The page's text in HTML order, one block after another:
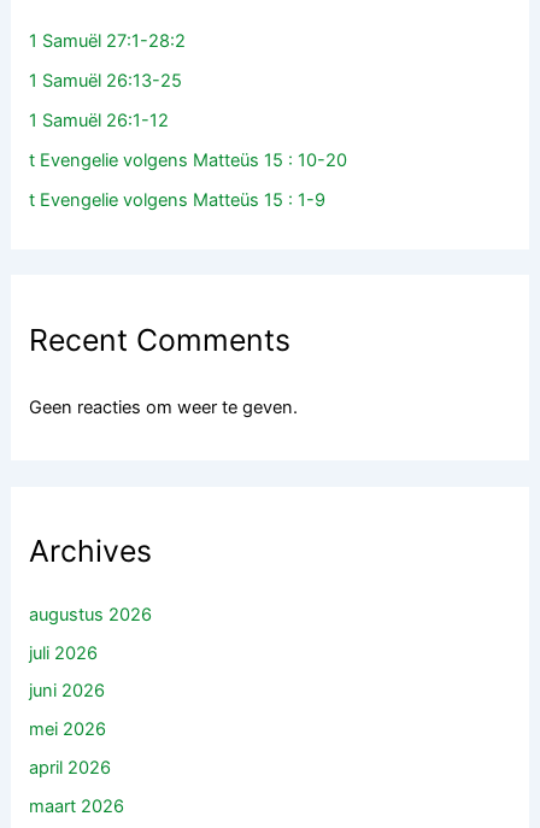
1 Samuël 27:1-28:2
1 Samuël 26:13-25
1 Samuël 26:1-12
t Evengelie volgens Matteüs 15 : 10-20
t Evengelie volgens Matteüs 15 : 1-9
Recent Comments
Geen reacties om weer te geven.
Archives
augustus 2026
juli 2026
juni 2026
mei 2026
april 2026
maart 2026